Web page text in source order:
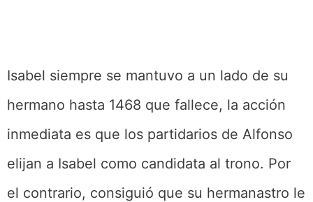
Isabel siempre se mantuvo a un lado de su
hermano hasta 1468 que fallece, la acción
inmediata es que los partidarios de Alfonso
elijan a Isabel como candidata al trono. Por
el contrario, consiguió que su hermanastro le